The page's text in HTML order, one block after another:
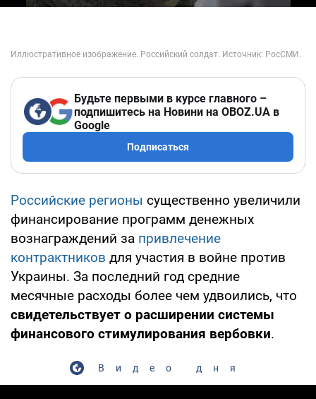
Будьте первыми в курсе главного –
подпишитесь на Новини на OBOZ.UA в
Google
Подписаться
Российские регионы существенно увеличили
финансирование программ денежных
вознаграждений за привлечение
контрактников для участия в войне против
Украины. За последний год средние
месячные расходы более чем удвоились, что
свидетельствует о расширении системы
финансового стимулирования вербовки.
Видео дня